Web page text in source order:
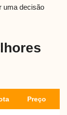
uma decisão
Preço